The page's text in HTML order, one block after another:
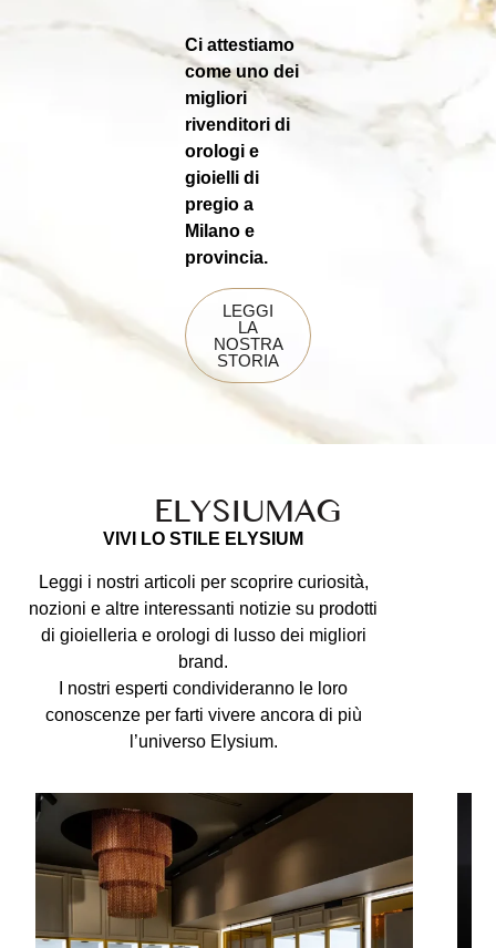
Ci attestiamo
come uno dei
migliori
rivenditori di
orologi e
gioielli di
pregio a
Milano e
provincia.
LEGGI
LA
NOSTRA
STORIA
ELYSIUMAG
VIVI LO STILE ELYSIUM
Leggi i nostri articoli per scoprire curiosità,
nozioni e altre interessanti notizie su prodotti
di gioielleria e orologi di lusso dei migliori
brand.
I nostri esperti condivideranno le loro
conoscenze per farti vivere ancora di più
l’universo Elysium.